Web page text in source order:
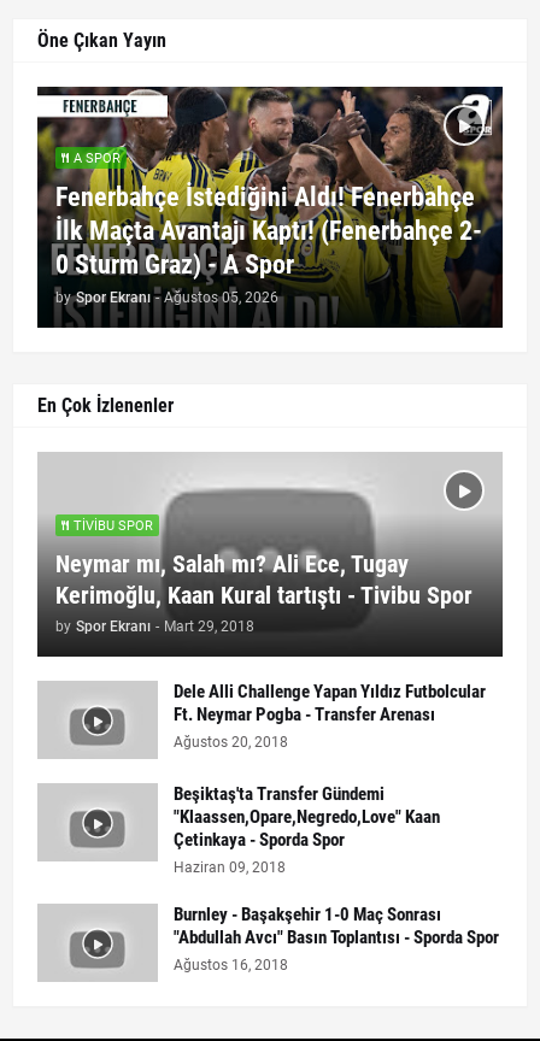
Öne Çıkan Yayın
A SPOR
Fenerbahçe İstediğini Aldı! Fenerbahçe
İlk Maçta Avantajı Kaptı! (Fenerbahçe 2-
0 Sturm Graz) - A Spor
by Spor Ekranı - Ağustos 05, 2026
En Çok İzlenenler
TIVIBU SPOR
Neymar mı, Salah mı? Ali Ece, Tugay
Kerimoğlu, Kaan Kural tartıştı - Tivibu Spor
by Spor Ekranı - Mart 29, 2018
Dele Alli Challenge Yapan Yıldız Futbolcular
Ft. Neymar Pogba - Transfer Arenası
Ağustos 20, 2018
Beşiktaş'ta Transfer Gündemi
"Klaassen,Opare,Negredo,Love" Kaan
Çetinkaya - Sporda Spor
Haziran 09, 2018
Burnley - Başakşehir 1-0 Maç Sonrası
"Abdullah Avcı" Basın Toplantısı - Sporda Spor
Ağustos 16, 2018